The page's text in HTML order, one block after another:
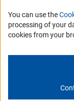
Subscribe
You can use the
processing of your
cookies from your